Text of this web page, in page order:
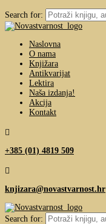
Search for:
Naslovna
O nama
Knjižara
Antikvarijat
Lektira
Naša izdanja!
Akcija
Kontakt

+385 (01) 4819 509

knjizara@novastvarnost.hr
Search for: